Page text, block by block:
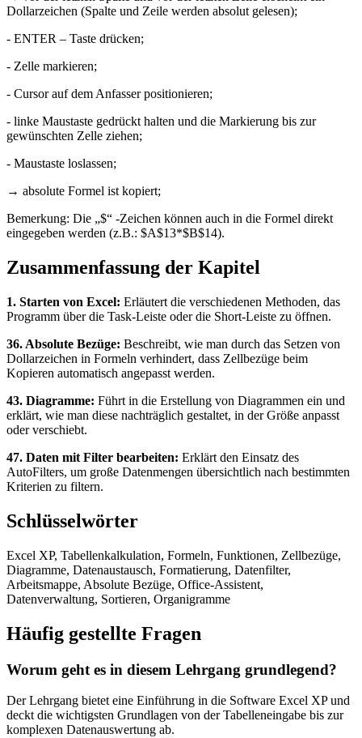
Dollarzeichen (Spalte und Zeile werden absolut gelesen);
- ENTER – Taste drücken;
- Zelle markieren;
- Cursor auf dem Anfasser positionieren;
- linke Maustaste gedrückt halten und die Markierung bis zur
gewünschten Zelle ziehen;
- Maustaste loslassen;
→ absolute Formel ist kopiert;
Bemerkung: Die „$“ -Zeichen können auch in die Formel direkt
eingegeben werden (z.B.: $A$13*$B$14).
Zusammenfassung der Kapitel
1. Starten von Excel: Erläutert die verschiedenen Methoden, das
Programm über die Task-Leiste oder die Short-Leiste zu öffnen.
36. Absolute Bezüge: Beschreibt, wie man durch das Setzen von
Dollarzeichen in Formeln verhindert, dass Zellbezüge beim
Kopieren automatisch angepasst werden.
43. Diagramme: Führt in die Erstellung von Diagrammen ein und
erklärt, wie man diese nachträglich gestaltet, in der Größe anpasst
oder verschiebt.
47. Daten mit Filter bearbeiten: Erklärt den Einsatz des
AutoFilters, um große Datenmengen übersichtlich nach bestimmten
Kriterien zu filtern.
Schlüsselwörter
Excel XP, Tabellenkalkulation, Formeln, Funktionen, Zellbezüge,
Diagramme, Datenaustausch, Formatierung, Datenfilter,
Arbeitsmappe, Absolute Bezüge, Office-Assistent,
Datenverwaltung, Sortieren, Organigramme
Häufig gestellte Fragen
Worum geht es in diesem Lehrgang grundlegend?
Der Lehrgang bietet eine Einführung in die Software Excel XP und
deckt die wichtigsten Grundlagen von der Tabelleneingabe bis zur
komplexen Datenauswertung ab.